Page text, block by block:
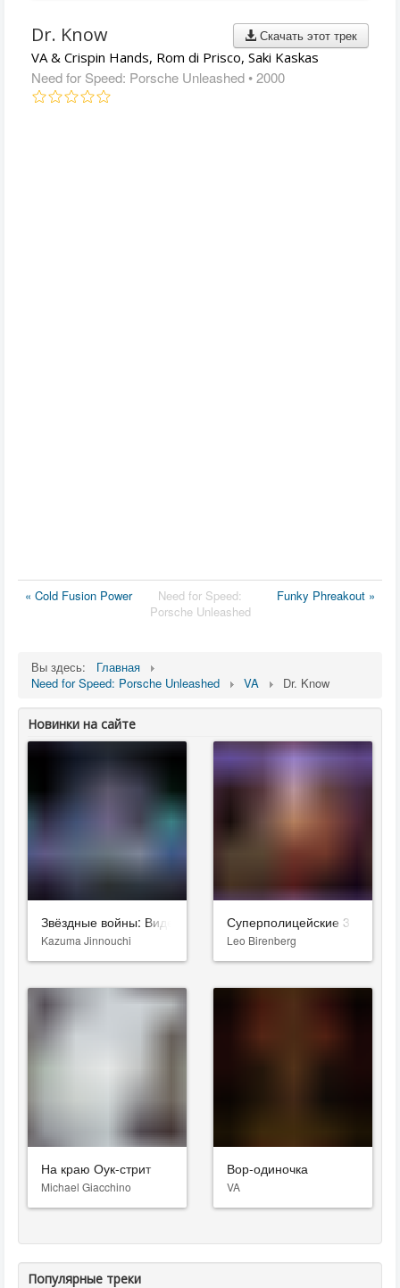
Скачать этот трек
Dr. Know
VA & Crispin Hands, Rom di Prisco, Saki Kaskas
Need for Speed: Porsche Unleashed • 2000
« Cold Fusion Power
Need for Speed:
Porsche Unleashed
Funky Phreakout »
Вы здесь:
Главная
Need for Speed: Porsche Unleashed
VA Dr. Know
Новинки на сайте
Звёздные войны: Видения. Девятый джедай
Kazuma Jinnouchi
Суперполицейские 3
Leo Birenberg
На краю Оук-стрит
Michael Giacchino
Вор-одиночка
VA
Популярные треки